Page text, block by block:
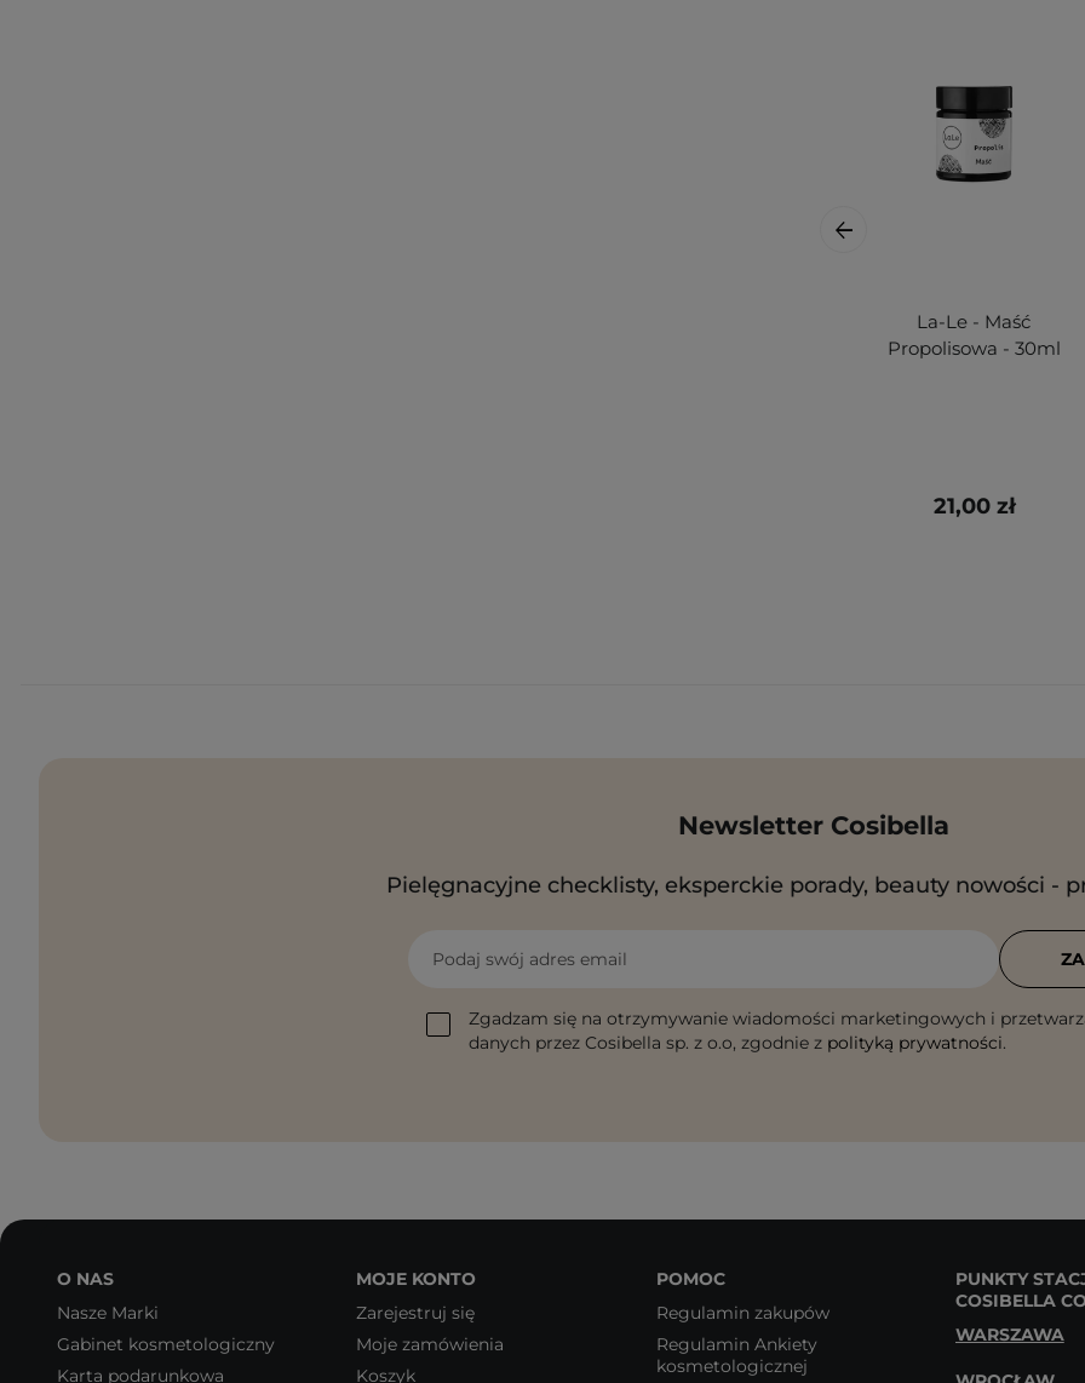
La-Le - Maść
Propolisowa - 30ml
21,00 zł
Newsletter Cosibella
Pielęgnacyjne checklisty, eksperckie porady, beauty nowości -
Podaj swój adres email
Zgadzam się na otrzymywanie wiadomości marketingowych i
danych przez Cosibella sp. z o.o, zgodnie z polityką prywatności.
O NAS
Nasze Marki
Gabinet kosmetologiczny
Karta podarunkowa
MOJE KONTO
Zarejestruj się
Moje zamówienia
Koszyk
POMOC
Regulamin zakupów
Regulamin Ankiety
kosmetologicznej
PUNKTY
COSIBELLA
WARSZAWA